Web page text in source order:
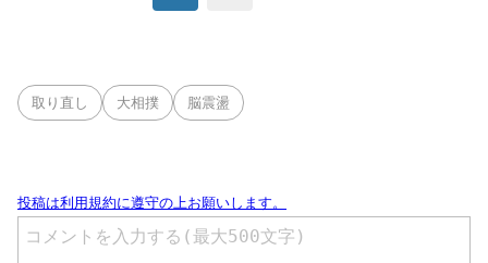
取り直し 大相撲 脳震盪